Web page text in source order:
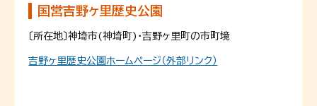
国営吉野ヶ里歴史公園
〔所在地〕神埼市(神埼町)・吉野ヶ里町の市町境
吉野ヶ里歴史公園ホームページ（外部リンク）